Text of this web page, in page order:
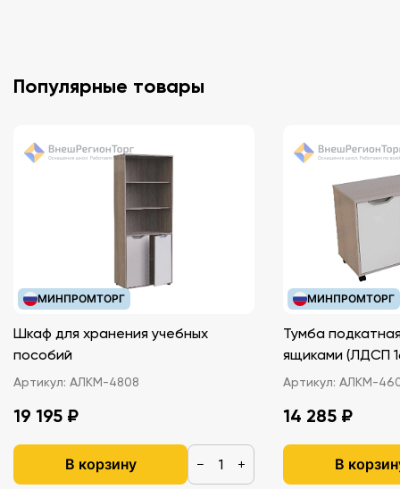
Популярные товары
МИНПРОМТОРГ
Шкаф для хранения учебных
пособий
Артикул: АЛКМ-4808
19 195 ₽
В корзину − +
МИНПРОМТОРГ
Тумба
ящиками
Артикул: АЛКМ-
14 285 ₽
В